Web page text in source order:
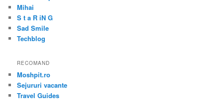
Mihai
S t a R iN G
Sad Smile
Techblog
RECOMAND
Moshpit.ro
Sejururi vacante
Travel Guides